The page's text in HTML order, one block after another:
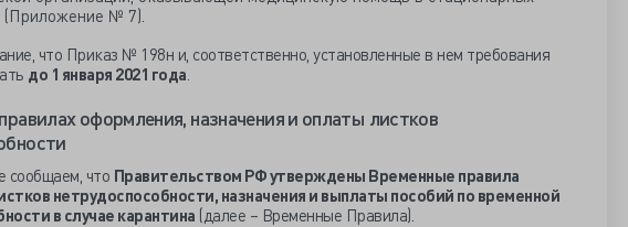
(Приложение № 7).
что Приказ № 198н и, соответственно, установленные в нем требования
до 1 января 2021 года.
оформления, назначения и оплаты листков
сообщаем, что Правительством РФ утверждены Временные правила
нетрудоспособности, назначения и выплаты пособий по временной
в случае карантина (далее – Временные Правила).